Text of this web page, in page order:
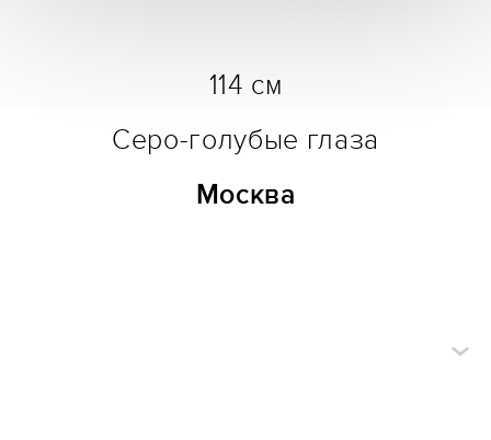
114 см
Серо-голубые глаза
Москва